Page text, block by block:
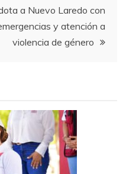
a Nuevo Laredo con
y atención a
violencia de género